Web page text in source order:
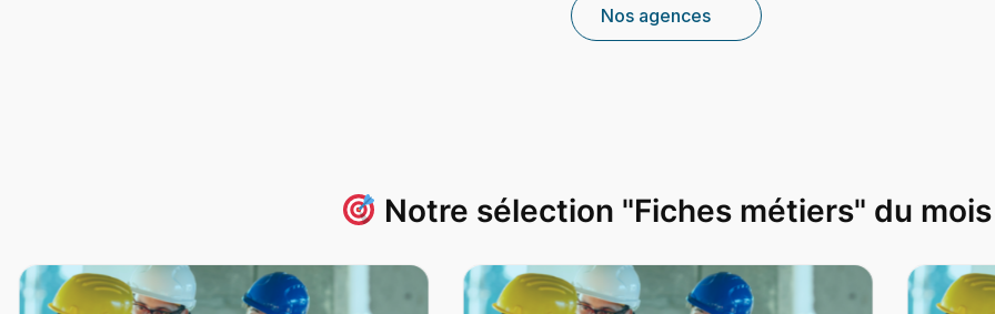
Nos agences
Notre sélection "Fiches métiers" du mois